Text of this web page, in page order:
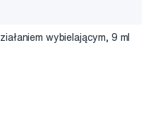
wybielającym, 9 ml